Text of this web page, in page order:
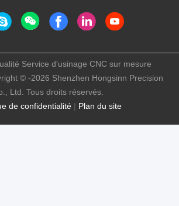
de confidentialité| Plan du site
Service d'usinage CNC sur mesure
© -2026 Shenzhen Hongsinn Precision
Ltd. Tous droits réservés.